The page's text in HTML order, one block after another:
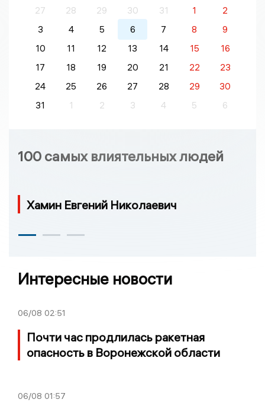
27 28 29 30 31 1
2
3
4 5 6 7 8
9
10
11 12 13 14 15
16
17
18 19 20 21 22
23
24
25 26 27 28 29
30
31
1 2 3 4 5 6
100 самых влиятельных людей
Хамин Евгений Николаевич
Интересные новости
06/08 02:51
Почти час продлилась ракетная
опасность в Воронежской области
06/08 01:57